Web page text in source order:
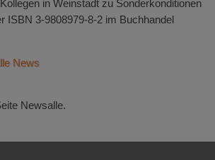
in Weinstadt zu Sonderkonditionen
ISBN 3-9808979-8-2 im Buchhandel
News
Newsalle.